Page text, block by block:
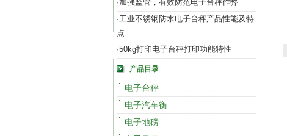
·加强监管，有效防范电子台秤作弊
·工业不锈钢防水电子台秤产品性能及特
点
·50kg打印电子台秤打印功能特性
产品目录
电子台秤
电子汽车衡
电子地磅